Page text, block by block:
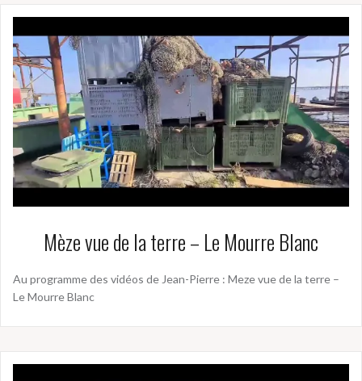
Mèze vue de la terre – Le Mourre Blanc
Au programme des vidéos de Jean-Pierre : Meze vue de la terre –
Le Mourre Blanc